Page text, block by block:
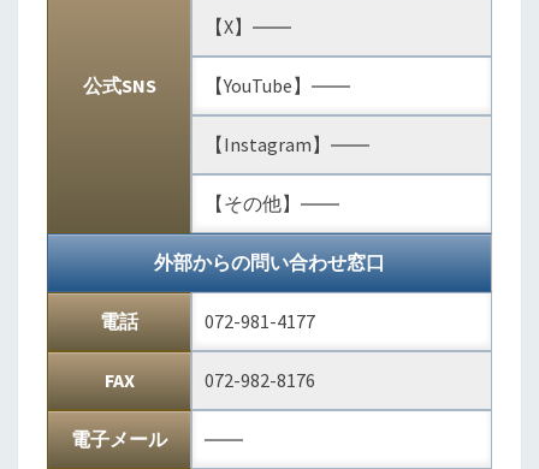
公式SNS
【X】――
【YouTube】――
【Instagram】――
【その他】――
外部からの問い合わせ窓口
電話 072-981-4177
FAX 072-982-8176
電子メール ――